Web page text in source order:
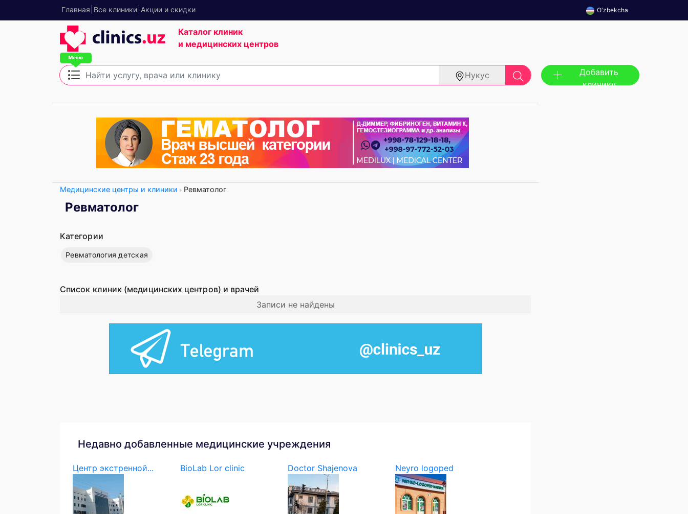
Главная Все клиники Акции и скидки O'zbekcha
Каталог клиник
и медицинских центров
Нукус
Добавить
клинику
Медицинские центры и клиники Ревматолог
Ревматолог
Категории
Ревматология детская
Список клиник (медицинских центров) и врачей
Записи не найдены
Недавно добавленные медицинские учреждения
Центр экстренной... BioLab Lor clinic Doctor Shajenova Neyro logoped